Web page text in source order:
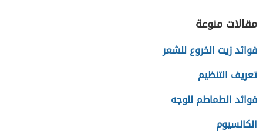
مقالات منوعة
فوائد زيت الخروع للشعر
تعريف التنظيم
فوائد الطماطم للوجه
الكالسيوم